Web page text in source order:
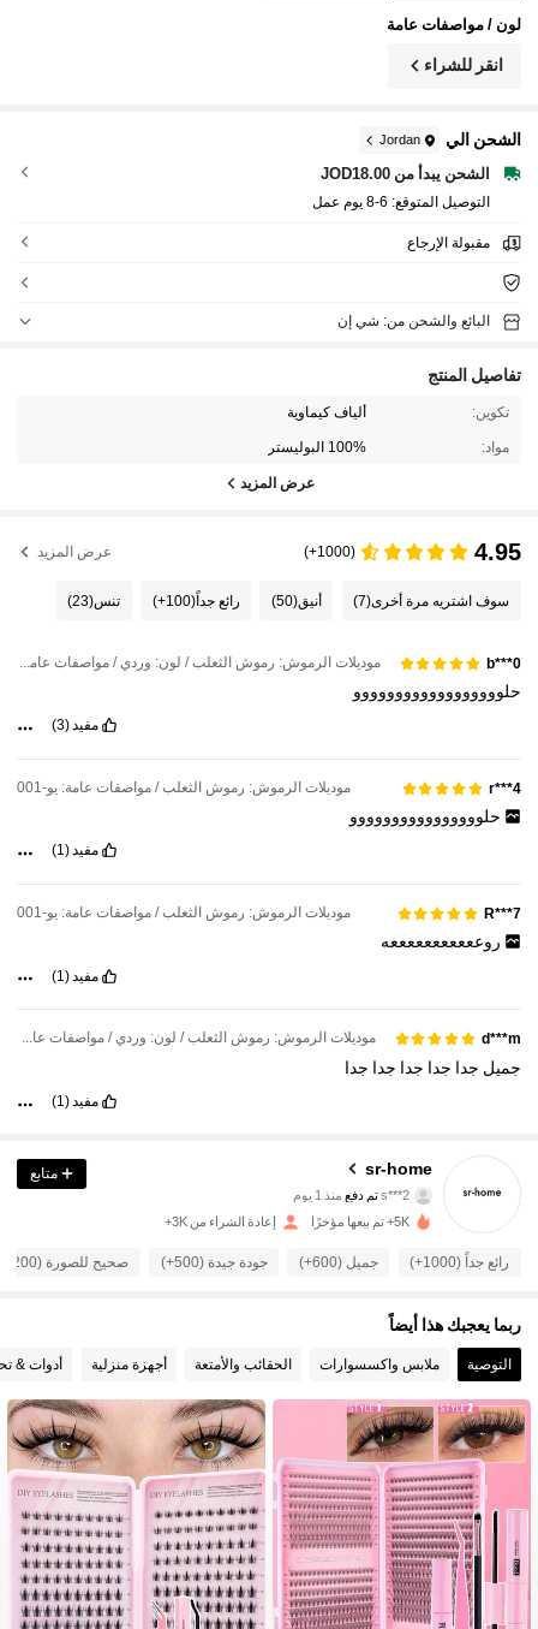
لون / مواصفات عامة
انقر للشراء
الشحن الي Jordan
الشحن يبدأ من JOD18.00
التوصيل المتوقع: 6-8 يوم عمل
مقبولة الإرجاع
البائع والشحن من: شي إن
تفاصيل المنتج
تكوين: ألياف كيماوية
مواد: 100% البوليستر
عرض المزيد
4.95
(1000+) عرض المزيد
سوف اشتريه مرة أخرى(7) أنيق(50) رائع جداً(100+) تنس(23)
b***0 موديلات الرموش: رموش الثعلب / لون: وردي / مواصفات عامة: YW-005
حلوووووووووووووووووو
مفيد(3)
r***4 موديلات الرموش: رموش الثعلب / مواصفات عامة: يو-001
حلوووووووووووووووو
مفيد(1)
R***7 موديلات الرموش: رموش الثعلب / مواصفات عامة: يو-001
روعععععععععععه
مفيد (1)
d***m موديلات الرموش: رموش الثعلب / لون: وردي / مواصفات عامة: YW-009
جميل جدا جدا جدا جدا جدا
مفيد (1)
sr-home
4.93
305 متابعون
m***dتمت متابعة منذ 1 يوم
305 متابعون
4.93
4.93 305 متابعون
4.93 305 متابعون
4.93 305 متابعون
متابع
5K+ تم بيعها مؤخرًا إعادة الشراء من 3K+
رائع جداً (1000+) جميل (600+) جودة جيدة (500+) صحيح للصورة (200+)
ربما يعجبك هذا أيضاً
التوصية ملابس واكسسوارات الحقائب والأمتعة أجهزة منزلية أدوات &